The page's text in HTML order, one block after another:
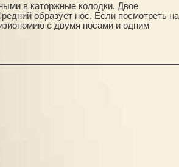
в каторжные колодки. Двое
образует нос. Если посмотреть на
с двумя носами и одним